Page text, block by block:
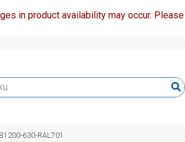
in product availability may occur.
630-RAL701